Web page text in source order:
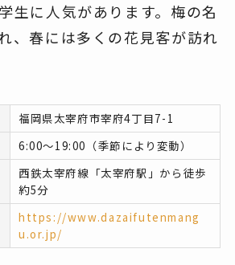
生に人気があります。梅の名
、春には多くの花見客が訪れ
福岡県太宰府市宰府4丁目7-1
6:00〜19:00（季節により変動）
西鉄太宰府線「太宰府駅」から徒歩
約5分
https://www.dazaifutenmang
u.or.jp/